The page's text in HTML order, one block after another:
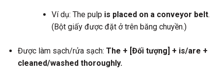
Ví dụ: The pulp is placed on a conveyor belt.
(Bột giấy được đặt ở trên băng chuyền.)
Được làm sạch/rửa sạch: The + [Đối tượng] + is/are +
cleaned/washed thoroughly.